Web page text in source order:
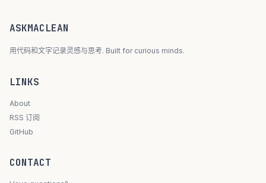
ASKMACLEAN
用代码和文字记录灵感与思考. Built for curious minds.
LINKS
About
RSS 订阅
GitHub
CONTACT